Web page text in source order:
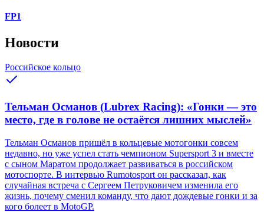
FP1
Новости
Российское кольцо
Тельман Османов (Lubrex Racing): «Гонки — это
место, где в голове не остаётся лишних мыслей»
Тельман Османов пришёл в кольцевые мотогонки совсем
недавно, но уже успел стать чемпионом Supersport 3 и вместе
с сыном Маратом продолжает развиваться в российском
мотоспорте. В интервью Rumotosport он рассказал, как
случайная встреча с Сергеем Петруковичем изменила его
жизнь, почему сменил команду, что дают дождевые гонки и за
кого болеет в MotoGP.